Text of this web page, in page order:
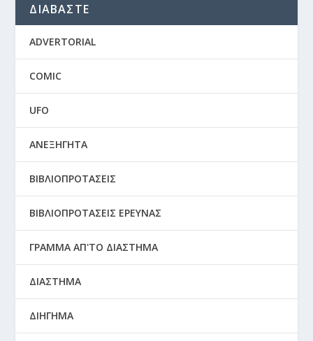
ΔΙΑΒΑΣΤΕ
ADVERTORIAL
COMIC
UFO
ΑΝΕΞΗΓΗΤΑ
ΒΙΒΛΙΟΠΡΟΤΑΣΕΙΣ
ΒΙΒΛΙΟΠΡΟΤΑΣΕΙΣ ΕΡΕΥΝΑΣ
ΓΡΑΜΜΑ ΑΠ'ΤΟ ΔΙΑΣΤΗΜΑ
ΔΙΑΣΤΗΜΑ
ΔΙΗΓΗΜΑ